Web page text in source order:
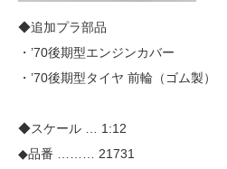
◆追加プラ部品
・’70後期型エンジンカバー
・’70後期型タイヤ 前輪（ゴム製）
◆スケール … 1:12
◆品番 ……… 21731